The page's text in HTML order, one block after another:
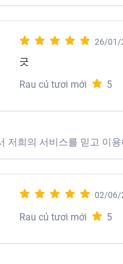
26/01/
긋
Rau củ tươi mới
5
저희의 서비스를 믿고 이
02/06/
Rau củ tươi mới 5